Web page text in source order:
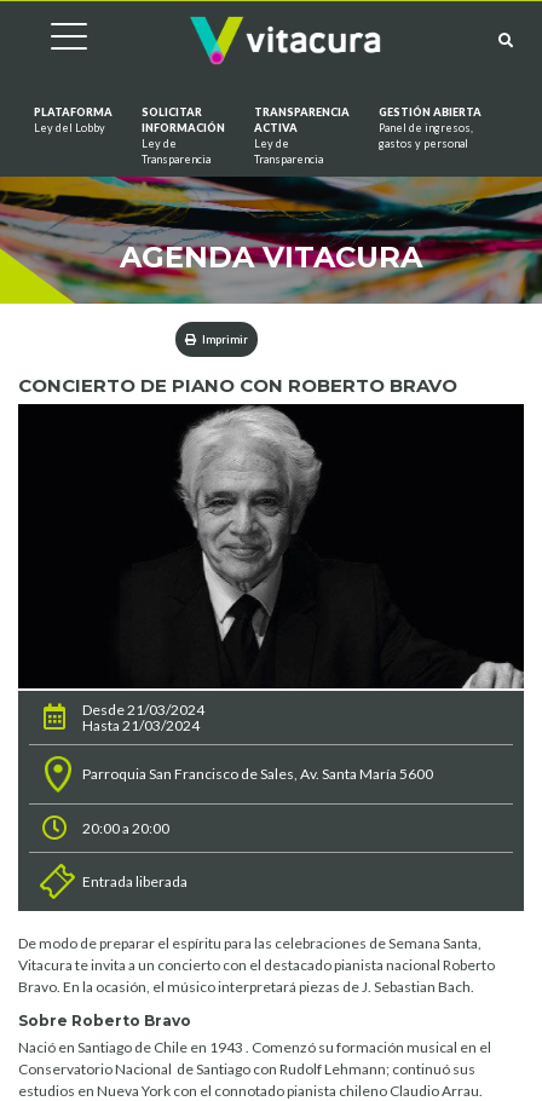
PLATAFORMA
Ley del Lobby
SOLICITAR
INFORMACIÓN
Ley de
Transparencia
TRANSPARENCIA
ACTIVA
Ley de
Transparencia
GESTIÓN ABIERTA
Panel de ingresos,
gastos y personal
AGENDA VITACURA
Imprimir
CONCIERTO DE PIANO CON ROBERTO BRAVO
Desde 21/03/2024
Hasta 21/03/2024
Parroquia San Francisco de Sales, Av. Santa María 5600
20:00 a 20:00
Entrada liberada
De modo de preparar el espíritu para las celebraciones de Semana Santa,
Vitacura te invita a un concierto con el destacado pianista nacional Roberto
Bravo. En la ocasión, el músico interpretará piezas de J. Sebastian Bach.
Sobre Roberto Bravo
Nació en Santiago de Chile en 1943 . Comenzó su formación musical en el
Conservatorio Nacional de Santiago con Rudolf Lehmann; continuó sus
estudios en Nueva York con el connotado pianista chileno Claudio Arrau.